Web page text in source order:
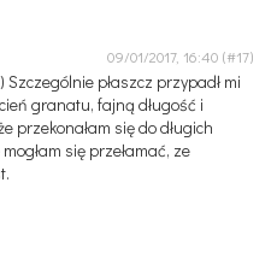
09/01/2017, 16:40
płaszcz przypadł mi
granatu, fajną długość i
przekonałam się do długich
się przełamać, ze